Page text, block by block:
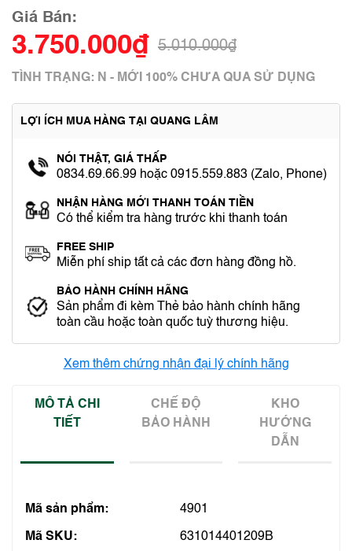
Giá Bán:
3.750.000₫ 5.010.000₫
TÌNH TRẠNG: N - MỚI 100% CHƯA QUA SỬ DỤNG
LỢI ÍCH MUA HÀNG TẠI QUANG LÂM
NÓI THẬT, GIÁ THẤP
0834.69.66.99 hoặc 0915.559.883 (Zalo, Phone)
NHẬN HÀNG MỚI THANH TOÁN TIỀN
Có thể kiểm tra hàng trước khi thanh toán
FREE SHIP
Miễn phí ship tất cả các đơn hàng đồng hồ.
BẢO HÀNH CHÍNH HÃNG
Sản phẩm đi kèm Thẻ bảo hành chính hãng
toàn cầu hoặc toàn quốc tuỳ thương hiệu.
Xem thêm chứng nhận đại lý chính hãng
MÔ TẢ CHI
TIẾT
CHẾ ĐỘ
BẢO HÀNH
KHO
HƯỚNG
DẪN
Mã sản phẩm: 4901
Mã SKU: 631014401209B